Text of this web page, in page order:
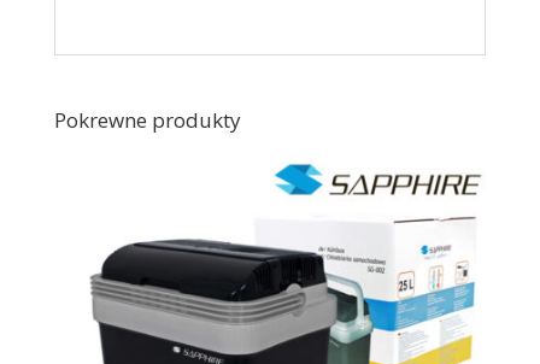
Pokrewne produkty